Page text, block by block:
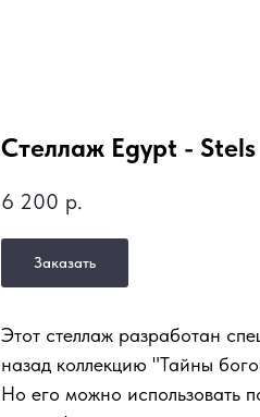
Стеллаж Egypt - Stels
6 200 р.
Заказать
Этот стеллаж разработан
назад коллекцию "Тайны
Но его можно использовать